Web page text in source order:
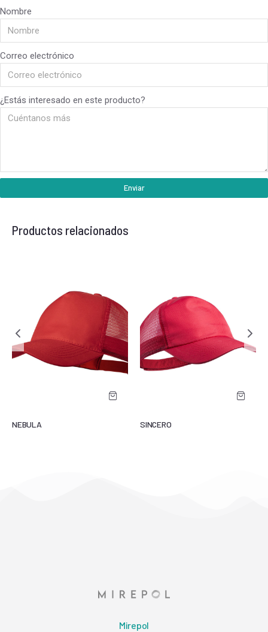
Nombre
Correo electrónico
¿Estás interesado en este producto?
Enviar
Productos relacionados
NEBULA SINCERO
Mirepol